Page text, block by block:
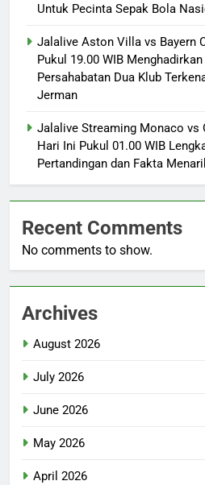
Untuk Pecinta Sepak Bola
Jalalive Aston Villa vs Bayern
Pukul 19.00 WIB
Persahabatan Dua Klub
Jerman
Jalalive Streaming Monaco vs
Hari Ini Pukul 01.00 WIB
Pertandingan dan Fakta
Recent Comments
No comments to show.
Archives
August 2026
July 2026
June 2026
May 2026
April 2026